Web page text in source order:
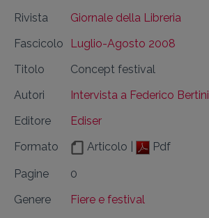
Rivista
Giornale della Libreria
Fascicolo
Luglio-Agosto 2008
Titolo
Concept festival
Autori
Intervista a Federico Bertini
Editore
Ediser
Formato
Articolo | Pdf
Pagine
0
Genere
Fiere e festival